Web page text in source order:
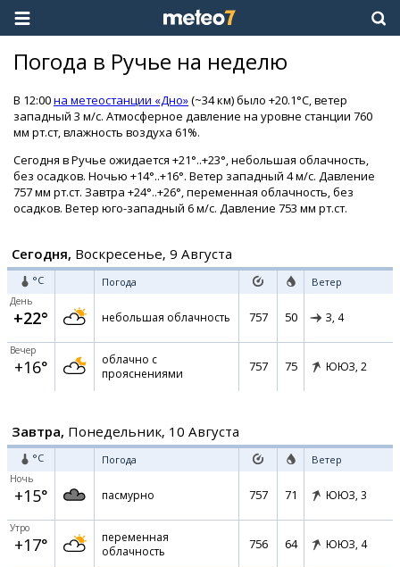
Погода в Ручье на неделю
В 12:00на метеостанции «Дно»(~34 км) было +20.1°C, ветер
западный 3 м/с. Атмосферное давление на уровне станции 760
мм рт.ст, влажность воздуха 61%.
Сегодня в Ручье ожидается +21°..+23°, небольшая облачность,
без осадков. Ночью +14°..+16°. Ветер западный 4 м/с. Давление
757 мм рт.ст. Завтра +24°..+26°, переменная облачность, без
осадков. Ветер юго-западный 6 м/с. Давление 753 мм рт.ст.
Сегодня, Воскресенье, 9 Августа
°C Погода Ветер
День
+22° небольшая облачность 757 50 З, 4
Вечер
+16°
облачно с
прояснениями
757 75 ЮЮЗ, 2
Завтра, Понедельник, 10 Августа
°C Погода Ветер
Ночь
+15° пасмурно 757 71 ЮЮЗ, 3
Утро
+17°
переменная
облачность
756 64 ЮЮЗ, 4